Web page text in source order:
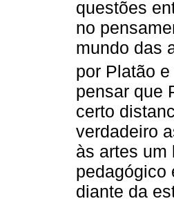
questões
no
mundo das
por Platão
pensar que
certo
verdadeiro
às artes um
pedagógico
diante da